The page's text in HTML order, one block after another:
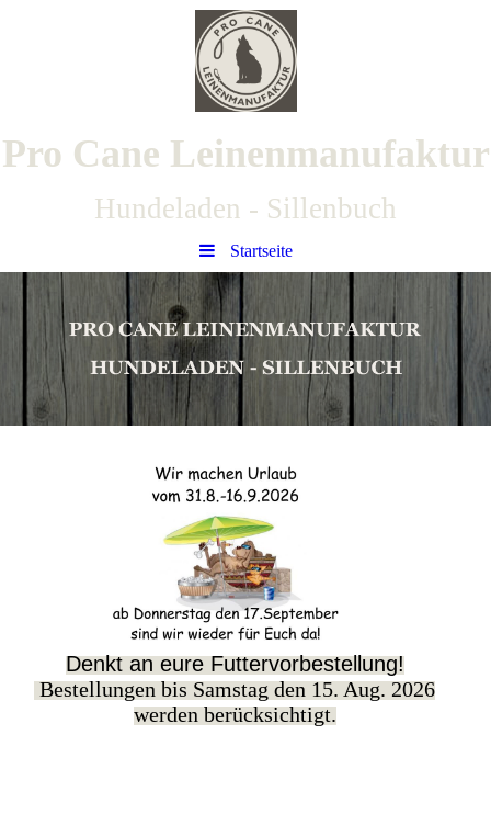
Pro Cane Leinenmanufaktur
Hundeladen - Sillenbuch
Startseite
Denkt an eure Futtervorbestellung!
Bestellungen bis Samstag den 15. Aug. 2026
werden berücksichtigt.